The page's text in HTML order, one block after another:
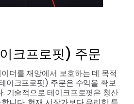
크프로핏) 주문
더를 재앙에서 보호하는 데 목적
이크프로핏) 주문은 수익을 확보
기술적으로 테이크프로핏은 청산